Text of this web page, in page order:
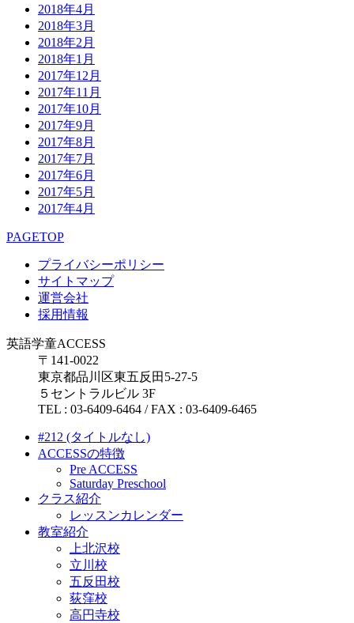
2018年4月
2018年3月
2018年2月
2018年1月
2017年12月
2017年11月
2017年10月
2017年9月
2017年8月
2017年7月
2017年6月
2017年5月
2017年4月
PAGETOP
プライバシーポリシー
サイトマップ
運営会社
採用情報
英語学童ACCESS
〒141-0022
東京都品川区東五反田5-27-5
５セントラルビル 3F
TEL : 03-6409-6464 / FAX : 03-6409-6465
#212 (タイトルなし)
ACCESSの特徴
Pre ACCESS
Saturday Preschool
クラス紹介
レッスンカレンダー
教室紹介
上北沢校
立川校
五反田校
荻窪校
高円寺校